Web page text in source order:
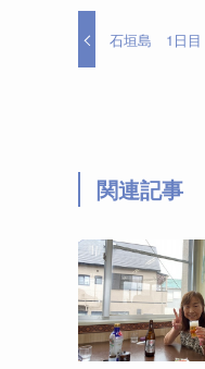
石垣島 1日目
関連記事